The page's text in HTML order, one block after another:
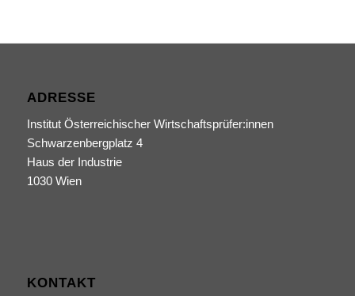
ADRESSE
Institut Österreichischer Wirtschaftsprüfer:innen
Schwarzenbergplatz 4
Haus der Industrie
1030 Wien
KONTAKT